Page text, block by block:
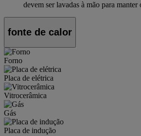
devem ser lavadas à mão para manter
fonte de calor
Forno
Placa de elétrica
Vitrocerâmica
Gás
Placa de indução